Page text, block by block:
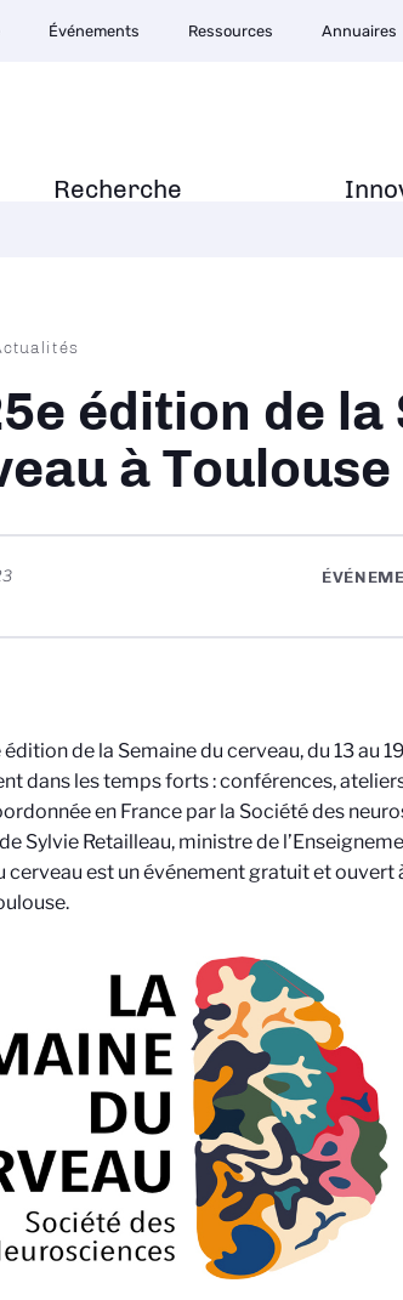
Recherche
Événements Ressources Annuaires
édition de la
à Toulouse
édition de la Semaine du cerveau, du 13 au
dans les temps forts : conférences,
en France par la Société des
Sylvie Retailleau, ministre de
cerveau est un événement gratuit et ouvert